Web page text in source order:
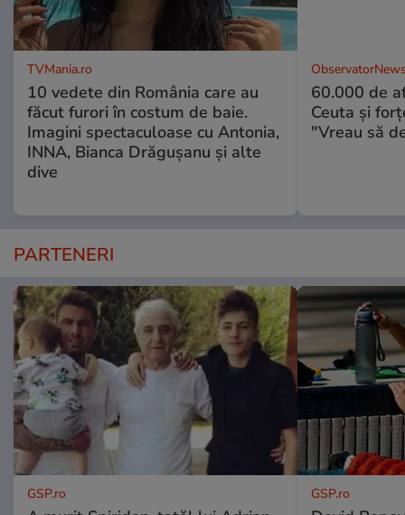
TVMania.ro
10 vedete din România care au
făcut furori în costum de baie.
Imagini spectaculoase cu Antonia,
INNA, Bianca Drăgușanu și alte
dive
60.000 de
Ceuta şi
"Vreau să
PARTENERI
GSP.ro GSP.ro